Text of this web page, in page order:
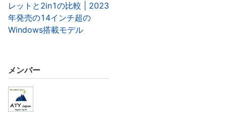
レットと2in1の比較 | 2023
年発売の14インチ超の
Windows搭載モデル
メンバー